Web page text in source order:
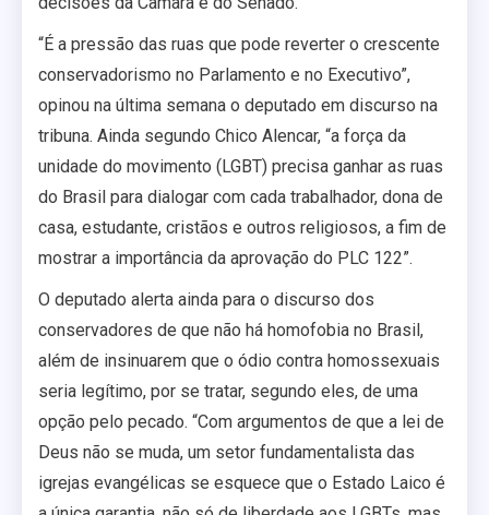
“É a pressão das ruas que pode reverter o crescente
conservadorismo no Parlamento e no Executivo”,
opinou na última semana o deputado em discurso na
tribuna. Ainda segundo Chico Alencar, “a força da
unidade do movimento (LGBT) precisa ganhar as ruas
do Brasil para dialogar com cada trabalhador, dona de
casa, estudante, cristãos e outros religiosos, a fim de
mostrar a importância da aprovação do PLC 122”.
O deputado alerta ainda para o discurso dos
conservadores de que não há homofobia no Brasil,
além de insinuarem que o ódio contra homossexuais
seria legítimo, por se tratar, segundo eles, de uma
opção pelo pecado. “Com argumentos de que a lei de
Deus não se muda, um setor fundamentalista das
igrejas evangélicas se esquece que o Estado Laico é